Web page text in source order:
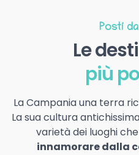
Posti
Le
più
La Campania una terra
La sua cultura
varietà dei luoghi
innamorare dalla